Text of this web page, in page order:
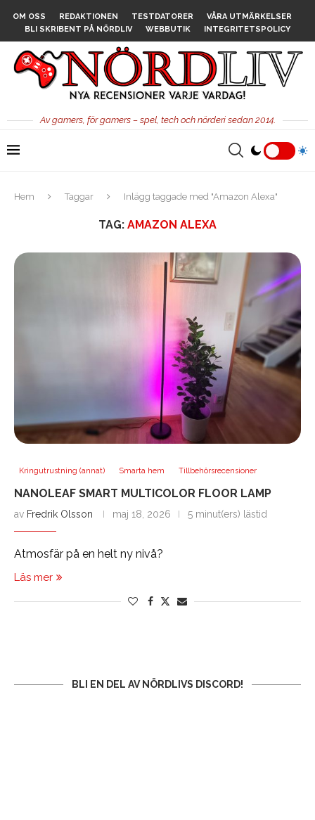
OM OSS REDAKTIONEN TESTDATORER
VÅRA UTMÄRKELSER
BLI SKRIBENT PÅ NÖRDLIV
WEBBUTIK INTEGRITETSPOLICY
Av gamers, för gamers – spel, tech och nörderi sedan 2014.
Hem Taggar Inlägg taggade med "Amazon Alexa"
TAG: AMAZON ALEXA
Kringutrustning (annat) Smarta hem Tillbehörsrecensioner
NANOLEAF SMART MULTICOLOR FLOOR LAMP
av Fredrik Olsson maj 18, 2026 5 minut(ers) lästid
Atmosfär på en helt ny nivå?
Läs mer
BLI EN DEL AV NÖRDLIVS DISCORD!